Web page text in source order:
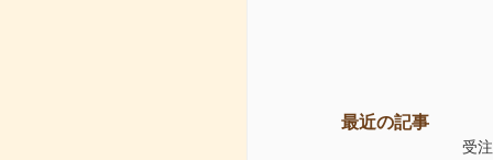
最近の記事
受